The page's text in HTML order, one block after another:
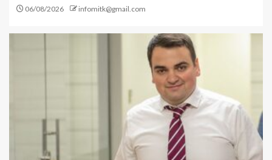
06/08/2026 infomitk@gmail.com